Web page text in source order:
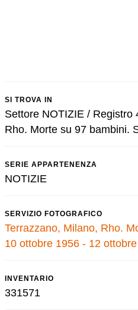
SI TROVA IN
Settore NOTIZIE / Registro
Rho. Morte su 97 bambini.
SERIE APPARTENENZA
NOTIZIE
SERVIZIO FOTOGRAFICO
Terrazzano, Milano, Rho.
10 ottobre 1956 - 12
INVENTARIO
331571